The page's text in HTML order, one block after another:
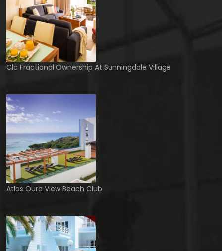
Clc Fractional Ownership At Sunningdale Village
Atlas Oura View Beach Club